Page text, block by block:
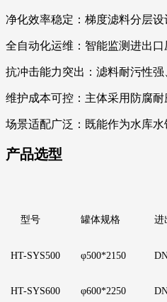
净化效率稳定：梯度滤料分层
全自动化运维：智能监测进出
抗冲击能力突出：滤料耐污性
维护成本可控：主体采用防腐
场景适配广泛：既能作为水库
产品选型
型号 罐体规格 进
HT-SYS500 φ500*2150
HT-SYS600 φ600*2250